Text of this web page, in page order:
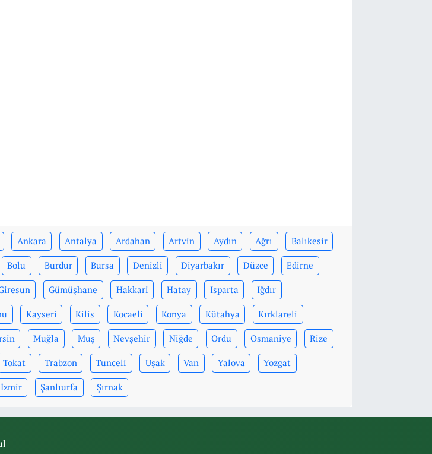
Ankara Antalya Ardahan Artvin Aydın Ağrı Balıkesir
Bolu Burdur Bursa Denizli Diyarbakır Düzce Edirne
Gümüşhane Hakkari Hatay Isparta Iğdır
Kayseri Kilis Kocaeli Konya Kütahya Kırklareli
Muğla Muş Nevşehir Niğde Ordu Osmaniye Rize
Tokat Trabzon Tunceli Uşak Van Yalova Yozgat
İzmir Şanlıurfa Şırnak